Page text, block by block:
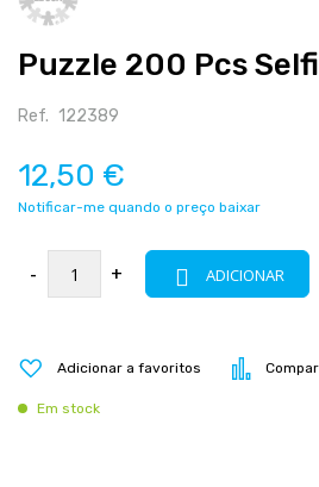
Puzzle 200 Pcs
Ref. 122389
12,50 €
Notificar-me quando o preço baixar
- + ADICIONAR
Adicionar a favoritos
Em stock
o
início
da
de